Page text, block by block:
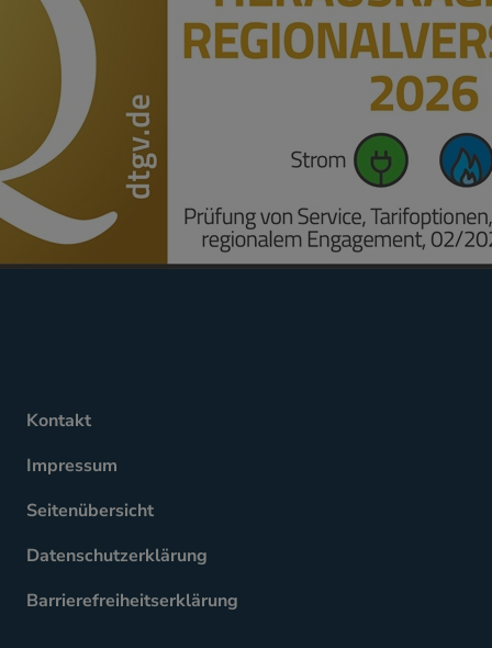
Kontakt
Impressum
Seitenübersicht
Datenschutzerklärung
Barrierefreiheitserklärung